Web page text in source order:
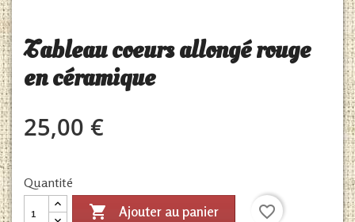
Tableau coeurs allongé rouge
en céramique
25,00 €
Quantité
 Ajouter au panier favorite_border